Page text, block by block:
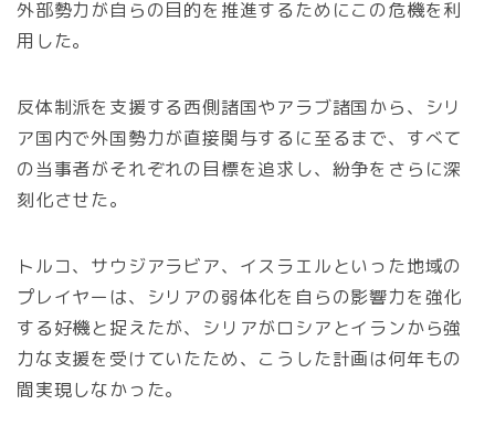
外部勢力が自らの目的を推進するためにこの危機を利
用した。
反体制派を支援する西側諸国やアラブ諸国から、シリ
ア国内で外国勢力が直接関与するに至るまで、すべて
の当事者がそれぞれの目標を追求し、紛争をさらに深
刻化させた。
トルコ、サウジアラビア、イスラエルといった地域の
プレイヤーは、シリアの弱体化を自らの影響力を強化
する好機と捉えたが、シリアがロシアとイランから強
力な支援を受けていたため、こうした計画は何年もの
間実現しなかった。